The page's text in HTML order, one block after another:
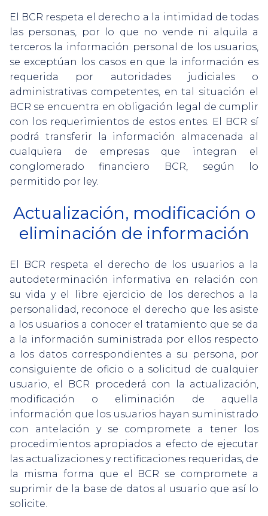
El BCR respeta el derecho a la intimidad de todas
las personas, por lo que no vende ni alquila a
terceros la información personal de los usuarios,
se exceptúan los casos en que la información es
requerida por autoridades judiciales o
administrativas competentes, en tal situación el
BCR se encuentra en obligación legal de cumplir
con los requerimientos de estos entes. El BCR sí
podrá transferir la información almacenada al
cualquiera de empresas que integran el
conglomerado financiero BCR, según lo
permitido por ley.
Actualización, modificación o
eliminación de información
El BCR respeta el derecho de los usuarios a la
autodeterminación informativa en relación con
su vida y el libre ejercicio de los derechos a la
personalidad, reconoce el derecho que les asiste
a los usuarios a conocer el tratamiento que se da
a la información suministrada por ellos respecto
a los datos correspondientes a su persona, por
consiguiente de oficio o a solicitud de cualquier
usuario, el BCR procederá con la actualización,
modificación o eliminación de aquella
información que los usuarios hayan suministrado
con antelación y se compromete a tener los
procedimientos apropiados a efecto de ejecutar
las actualizaciones y rectificaciones requeridas, de
la misma forma que el BCR se compromete a
suprimir de la base de datos al usuario que así lo
solicite.